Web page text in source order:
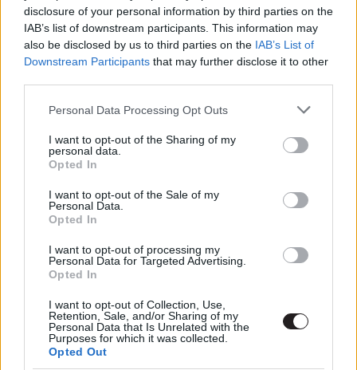
disclosure of your personal information by third parties on the
IAB’s list of downstream participants. This information may
also be disclosed by us to third parties on the IAB’s List of
Downstream Participants that may further disclose it to other
Please note that this website/app uses one or more Google
not limited to your visit or usage behaviour. You may click to
grant or deny consent to Google and its third-party tags to
use your data for below specified purposes in below Google
consent section.
Personal Data Processing Opt Outs
I want to opt-out of the Sharing of my
personal data.
Opted In
I want to opt-out of the Sale of my
Personal Data.
Opted In
I want to opt-out of processing my
Personal Data for Targeted Advertising.
Opted In
I want to opt-out of Collection, Use,
Retention, Sale, and/or Sharing of my
Personal Data that Is Unrelated with the
Purposes for which it was collected.
Opted Out
Így nézne ki Henry Cavill egy
James Bond filmben
Hír| 2021.11.01 11:00
most már a Lucasfilmnél dolgozik
Hír| 2020.03.20 08:00
(ELMARAD!)
| 2020.02.28 20:00
Így nézne ki Robert Pattinson a
Batman: Kezdődik! Bruce Wayne-
jeként